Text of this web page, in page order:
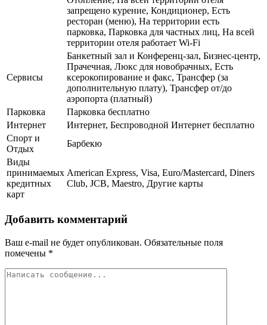
запрещено курение, Кондиционер, Есть
ресторан (меню), На территории есть
парковка, Парковка для частных лиц, На всей
территории отеля работает Wi-Fi
Сервисы
Банкетный зал и Конференц-зал, Бизнес-центр,
Прачечная, Люкс для новобрачных, Есть
ксерокопирование и факс, Трансфер (за
дополнительную плату), Трансфер от/до
аэропорта (платный)
Парковка
Парковка бесплатно
Интернет
Интернет, Беспроводной Интернет бесплатно
Спорт и
Отдых
Барбекю
Виды
принимаемых
кредитных
карт
American Express, Visa, Euro/Mastercard, Diners
Club, JCB, Maestro, Другие карты
Добавить комментарий
Ваш e-mail не будет опубликован. Обязательные поля
помечены *